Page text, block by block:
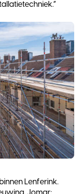
Lenferink.